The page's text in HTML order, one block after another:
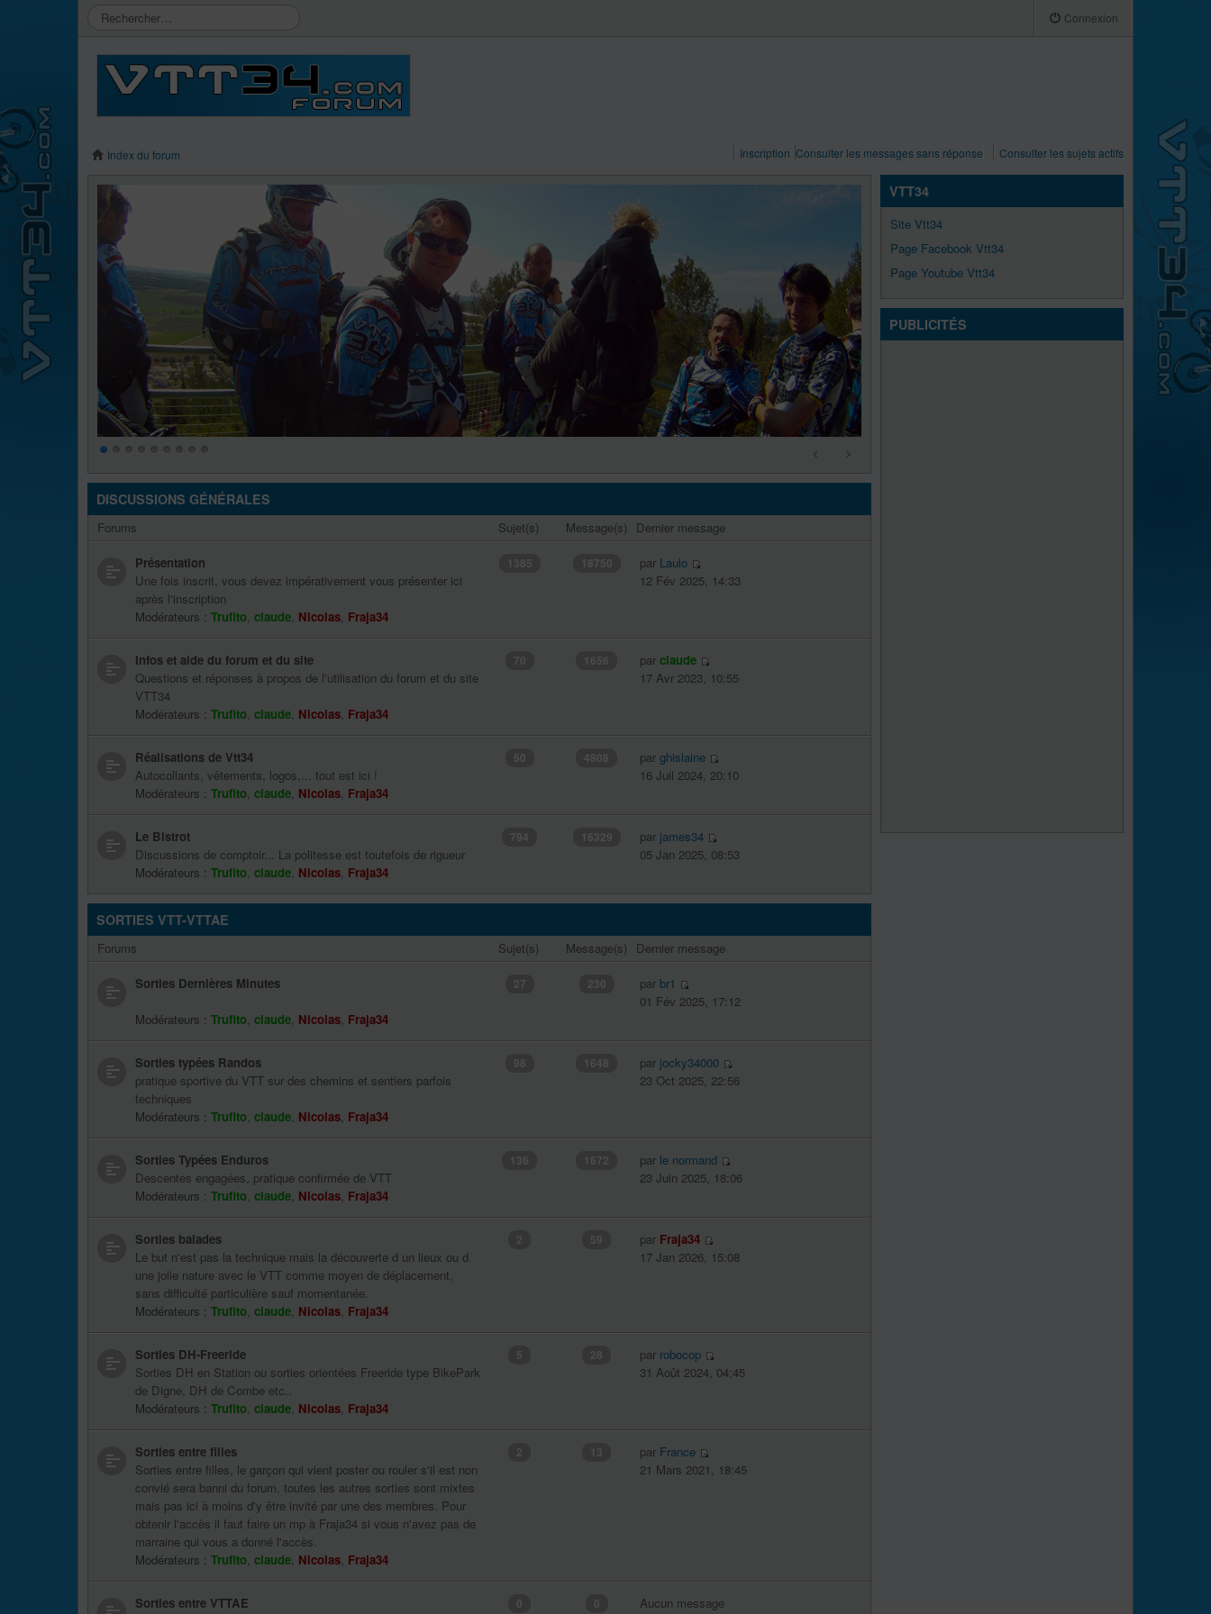
Connexion
Index du forum Inscription Consulter les messages sans réponse Consulter les sujets actifs
DISCUSSIONS GÉNÉRALES
Forums Sujet(s) Message(s) Dernier message
Présentation
Une fois inscrit, vous devez impérativement vous présenter ici
après l'inscription
Modérateurs : Trufito, claude, Nicolas, Fraja34
1385 18750 par Laulo
12 Fév 2025, 14:33
Infos et aide du forum et du site
Questions et réponses à propos de l'utilisation du forum et du site
VTT34
Modérateurs : Trufito, claude, Nicolas, Fraja34
70 1656 parclaude
17 Avr 2023, 10:55
Réalisations de Vtt34
Autocollants, vêtements, logos,... tout est ici !
Modérateurs : Trufito, claude, Nicolas, Fraja34
50 4808 parghislaine
16 Juil 2024, 20:10
Le Bistrot
Discussions de comptoir... La politesse est toutefois de rigueur
Modérateurs : Trufito, claude, Nicolas, Fraja34
794 16329 par james34
05 Jan 2025, 08:53
SORTIES VTT-VTTAE
Forums Sujet(s) Message(s) Dernier message
Sorties Dernières Minutes
Modérateurs : Trufito, claude, Nicolas, Fraja34
27 230 par br1
01 Fév 2025, 17:12
Sorties typées Randos
pratique sportive du VTT sur des chemins et sentiers parfois
techniques
Modérateurs : Trufito, claude, Nicolas, Fraja34
98 1648 par jocky34000
23 Oct 2025, 22:56
Sorties Typées Enduros
Descentes engagées, pratique confirmée de VTT
Modérateurs : Trufito, claude, Nicolas, Fraja34
136 1672 par le normand
23 Juin 2025, 18:06
Sorties balades
Le but n'est pas la technique mais la découverte d un lieux ou d
une jolie nature avec le VTT comme moyen de déplacement,
sans difficulté particulière sauf momentanée.
Modérateurs : Trufito, claude, Nicolas, Fraja34
2 59 par Fraja34
17 Jan 2026, 15:08
Sorties DH-Freeride
Sorties DH en Station ou sorties orientées Freeride type BikePark
de Digne, DH de Combe etc..
Modérateurs : Trufito, claude, Nicolas, Fraja34
5 28 par robocop
31 Août 2024, 04:45
Sorties entre filles
Sorties entre filles, le garçon qui vient poster ou rouler s'il est non
convié sera banni du forum, toutes les autres sorties sont mixtes
mais pas ici à moins d'y être invité par une des membres. Pour
obtenir l'accès il faut faire un mp à Fraja34 si vous n'avez pas de
marraine qui vous a donné l'accès.
Modérateurs : Trufito, claude, Nicolas, Fraja34
2 13 par France
21 Mars 2021, 18:45
Sorties entre VTTAE
0 0 Aucun message
VTT34
Site Vtt34
Page Facebook Vtt34
Page Youtube Vtt34
PUBLICITÉS